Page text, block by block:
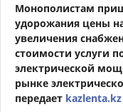
Монополистам
удорожания цены
увеличения
стоимости услуги
электрической
рынке
передает kazlenta.kz